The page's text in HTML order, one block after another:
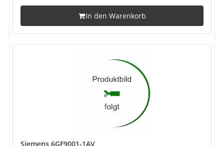
In den Warenkorb
Siemens 6GF9001-1AV